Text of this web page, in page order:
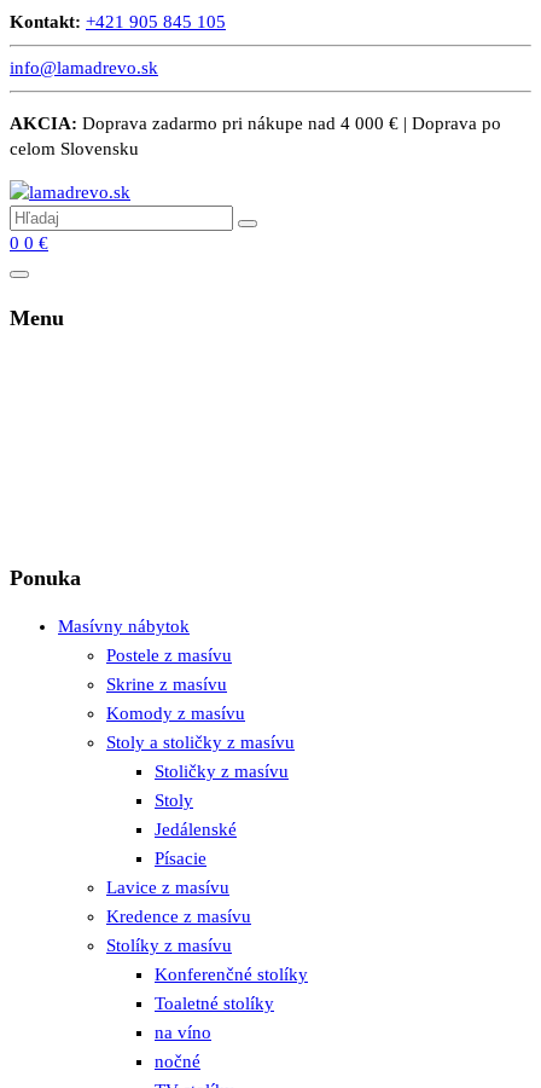
Kontakt: +421 905 845 105
info@lamadrevo.sk
AKCIA: Doprava zadarmo pri nákupe nad 4 000 € | Doprava po
celom Slovensku
0 0 €
Menu
Ponuka
Masívny nábytok
Postele z masívu
Skrine z masívu
Komody z masívu
Stoly a stoličky z masívu
Stoličky z masívu
Stoly
Jedálenské
Písacie
Lavice z masívu
Kredence z masívu
Stolíky z masívu
Konferenčné stolíky
Toaletné stolíky
na víno
nočné